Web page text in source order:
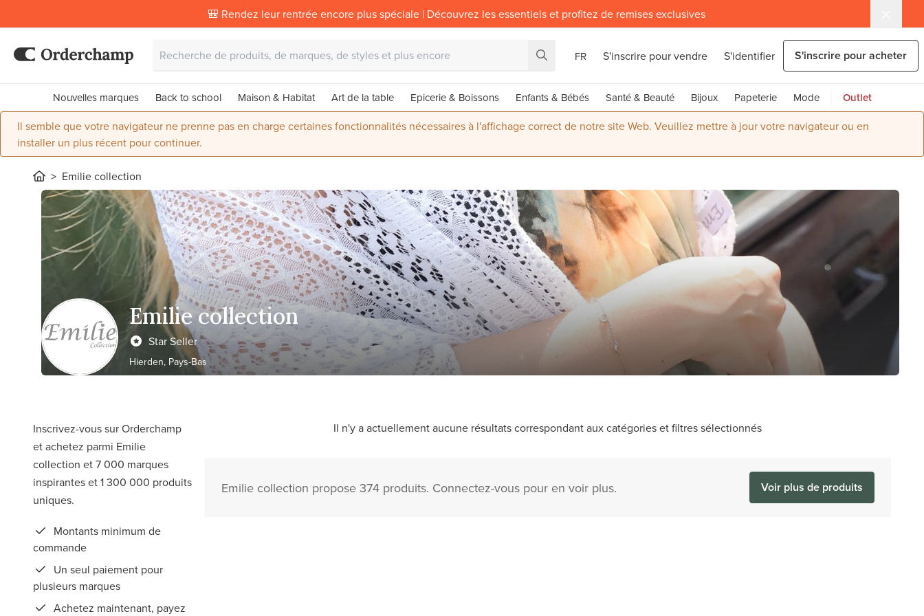
🎒 Rendez leur rentrée encore plus spéciale | Découvrez les essentiels et profitez de remises exclusives
FR S'inscrire pour vendre S'identifier S'inscrire pour acheter
Nouvelles marques Back to school Maison & Habitat Art de la table Epicerie & Boissons Enfants & Bébés Santé & Beauté Bijoux Papeterie Mode Outlet
Il semble que votre navigateur ne prenne pas en charge certaines fonctionnalités nécessaires à l'affichage correct de notre site Web. Veuillez mettre à jour votre navigateur ou en
installer un plus récent pour continuer.
Emilie collection
Emilie collection
Star Seller
Hierden, Pays-Bas
Inscrivez-vous sur Orderchamp
et achetez parmi Emilie
collection et 7 000 marques
inspirantes et 1 300 000 produits
uniques.
Montants minimum de
commande
Un seul paiement pour
plusieurs marques
Achetez maintenant, payez
Il n'y a actuellement aucune résultats correspondant aux catégories et filtres sélectionnés
Emilie collection propose 374 produits. Connectez-vous pour en voir plus. Voir plus de produits